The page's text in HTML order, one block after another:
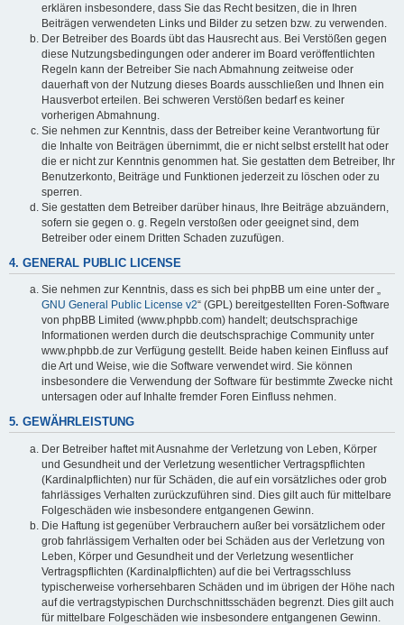
erklären insbesondere, dass Sie das Recht besitzen, die in Ihren
Beiträgen verwendeten Links und Bilder zu setzen bzw. zu verwenden.
Der Betreiber des Boards übt das Hausrecht aus. Bei Verstößen gegen
diese Nutzungsbedingungen oder anderer im Board veröffentlichten
Regeln kann der Betreiber Sie nach Abmahnung zeitweise oder
dauerhaft von der Nutzung dieses Boards ausschließen und Ihnen ein
Hausverbot erteilen. Bei schweren Verstößen bedarf es keiner
vorherigen Abmahnung.
Sie nehmen zur Kenntnis, dass der Betreiber keine Verantwortung für
die Inhalte von Beiträgen übernimmt, die er nicht selbst erstellt hat oder
die er nicht zur Kenntnis genommen hat. Sie gestatten dem Betreiber, Ihr
Benutzerkonto, Beiträge und Funktionen jederzeit zu löschen oder zu
sperren.
Sie gestatten dem Betreiber darüber hinaus, Ihre Beiträge abzuändern,
sofern sie gegen o. g. Regeln verstoßen oder geeignet sind, dem
Betreiber oder einem Dritten Schaden zuzufügen.
4. GENERAL PUBLIC LICENSE
Sie nehmen zur Kenntnis, dass es sich bei phpBB um eine unter der „
GNU General Public License v2“ (GPL) bereitgestellten Foren-Software
von phpBB Limited (www.phpbb.com) handelt; deutschsprachige
Informationen werden durch die deutschsprachige Community unter
www.phpbb.de zur Verfügung gestellt. Beide haben keinen Einfluss auf
die Art und Weise, wie die Software verwendet wird. Sie können
insbesondere die Verwendung der Software für bestimmte Zwecke nicht
untersagen oder auf Inhalte fremder Foren Einfluss nehmen.
5. GEWÄHRLEISTUNG
Der Betreiber haftet mit Ausnahme der Verletzung von Leben, Körper
und Gesundheit und der Verletzung wesentlicher Vertragspflichten
(Kardinalpflichten) nur für Schäden, die auf ein vorsätzliches oder grob
fahrlässiges Verhalten zurückzuführen sind. Dies gilt auch für mittelbare
Folgeschäden wie insbesondere entgangenen Gewinn.
Die Haftung ist gegenüber Verbrauchern außer bei vorsätzlichem oder
grob fahrlässigem Verhalten oder bei Schäden aus der Verletzung von
Leben, Körper und Gesundheit und der Verletzung wesentlicher
Vertragspflichten (Kardinalpflichten) auf die bei Vertragsschluss
typischerweise vorhersehbaren Schäden und im übrigen der Höhe nach
auf die vertragstypischen Durchschnittsschäden begrenzt. Dies gilt auch
für mittelbare Folgeschäden wie insbesondere entgangenen Gewinn.